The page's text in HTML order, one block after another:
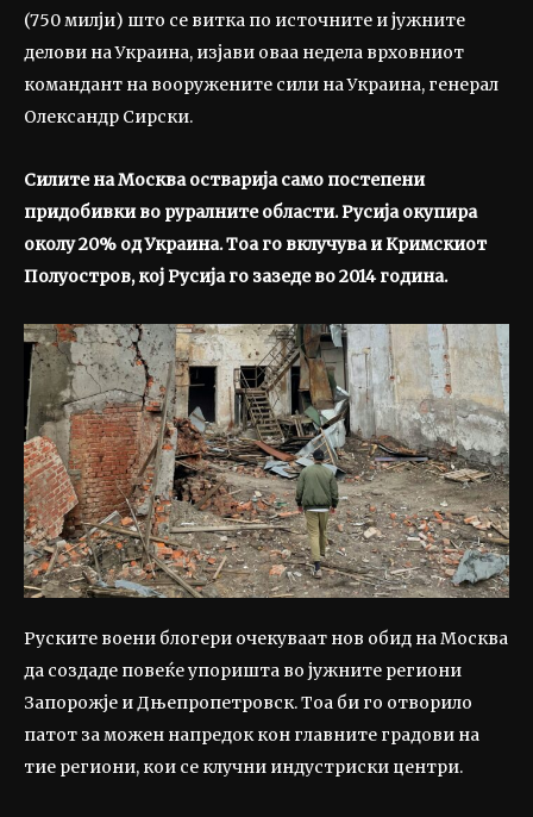
(750 милји) што се витка по источните и јужните
делови на Украина, изјави оваа недела врховниот
командант на вооружените сили на Украина, генерал
Олександр Сирски.
Силите на Москва остварија само постепени
придобивки во руралните области. Русија окупира
околу 20% од Украина. Тоа го вклучува и Кримскиот
Полуостров, кој Русија го зазеде во 2014 година.
Руските воени блогери очекуваат нов обид на Москва
да создаде повеќе упоришта во јужните региони
Запорожје и Дњепропетровск. Тоа би го отворило
патот за можен напредок кон главните градови на
тие региони, кои се клучни индустриски центри.